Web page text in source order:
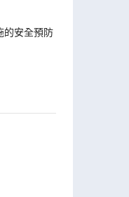
的安全預防